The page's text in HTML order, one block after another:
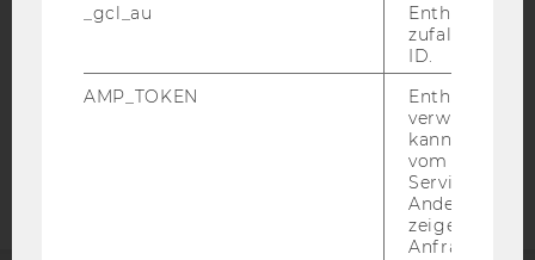
STUDIENBEWERBER*INNEN UND STUDIERENDE
Barrierefreiheitserklärung
_gcl_au
Enthält eine
ID.
AMP_TOKEN
Enthält ein
verwendet
kann, um
vom AMP-
Service
Andere
zeigen Opt-
Anfrage im